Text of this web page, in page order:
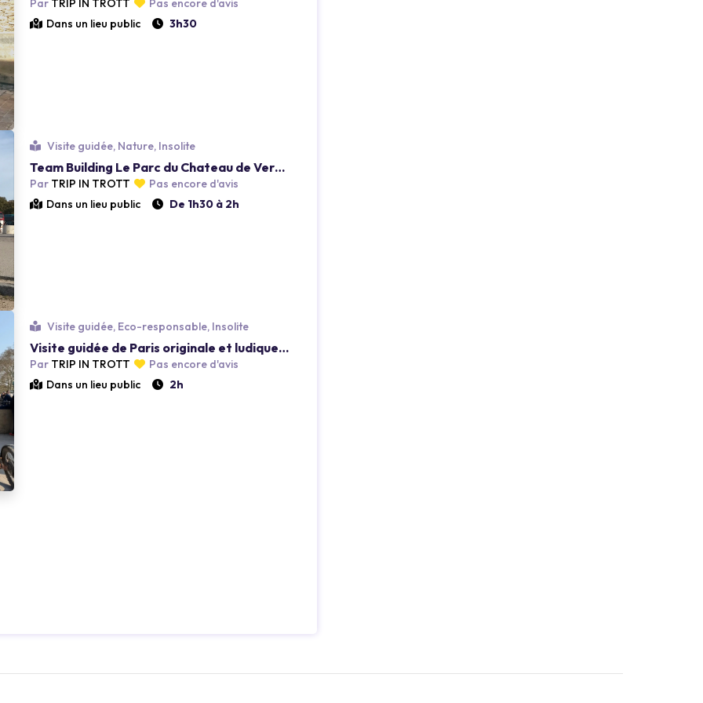
Dans un lieu public
3h30
Visite guidée, Nature, Insolite
Team Building Le Parc du Chateau de Versailles
Par TRIP IN TROTT
Pas encore d'avis
Dans un lieu public
De 1h30 à 2h
Visite guidée, Eco-responsable, Insolite
Visite guidée de Paris originale et ludique en 2h
Par TRIP IN TROTT
Pas encore d'avis
Dans un lieu public
2h